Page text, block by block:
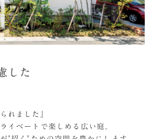
した
れました』
イベートで楽しめる広い庭。